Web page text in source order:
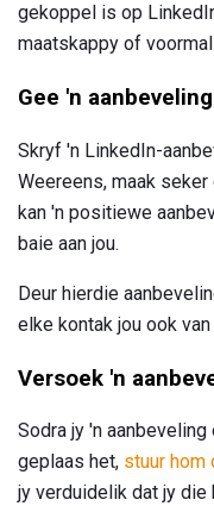
gekoppel is op
maatskappy of
Gee 'n aanbeveling
Skryf 'n LinkedIn-
Weereens, maak
kan 'n positiewe
baie aan jou.
Deur hierdie
elke kontak jou ook van
Versoek 'n
Sodra jy 'n
geplaas het, stuur hom
jy verduidelik dat jy die